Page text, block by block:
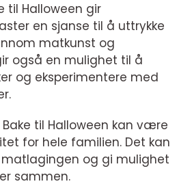
til Halloween gir
en sjanse til å uttrykke
matkunst og
også en mulighet til å
og eksperimentere med
til Halloween kan være
for hele familien. Det kan
og gi mulighet
sammen.